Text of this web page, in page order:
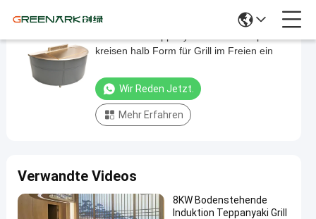
Elektrischer
Teppanyaki-
Grill
für
Grill
kreisen halb Form für Grill im Freien ein
Wir Reden Jetzt.
Mehr Erfahren
Verwandte Videos
8KW Bodenstehende
Induktion Teppanyaki Grill